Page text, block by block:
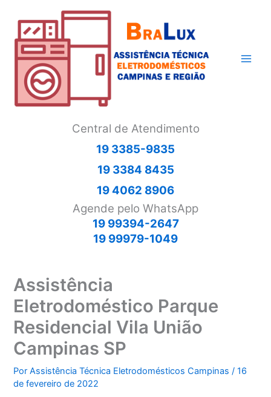
conteúdo
Central de Atendimento
19 3385-9835
19 3384 8435
19 4062 8906
Agende pelo WhatsApp
19 99394-2647
19 99979-1049
Assistência
Eletrodoméstico Parque
Residencial Vila União
Campinas SP
PorAssistência Técnica Eletrodomésticos Campinas/16
de fevereiro de 2022